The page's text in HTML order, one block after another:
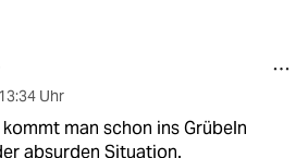
13:34 Uhr
man schon ins Grübeln
absurden Situation.